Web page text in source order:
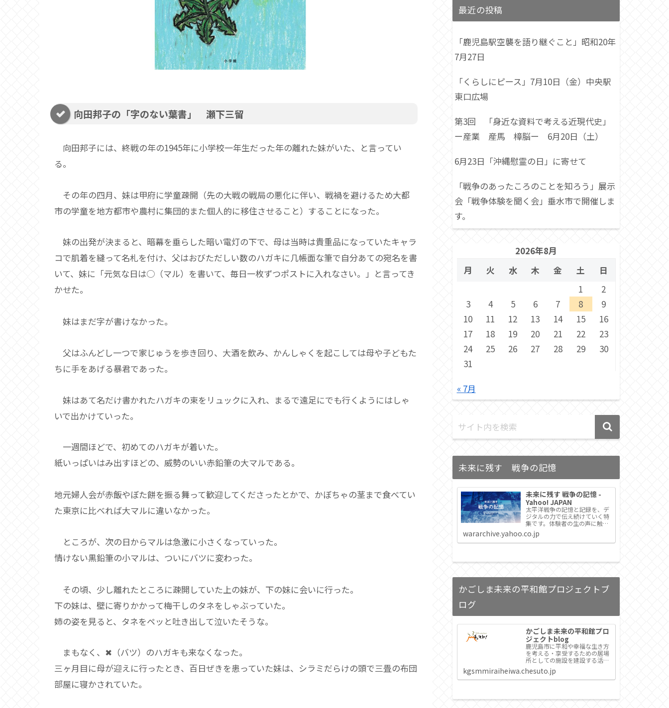
向田邦子の「字のない葉書」 瀬下三留
向田邦子には、終戦の年の1945年に小学校一年生だった年の離れた妹がいた、と言ってい
る。
その年の四月、妹は甲府に学童疎開（先の大戦の戦局の悪化に伴い、戦禍を避けるため大都
市の学童を地方都市や農村に集団的また個人的に移住させること）することになった。
妹の出発が決まると、暗幕を垂らした暗い電灯の下で、母は当時は貴重品になっていたキャラ
コで肌着を縫って名札を付け、父はおびただしい数のハガキに几帳面な筆で自分あての宛名を書
いて、妹に「元気な日は○（マル）を書いて、毎日一枚ずつポストに入れなさい。」と言ってき
かせた。
妹はまだ字が書けなかった。
父はふんどし一つで家じゅうを歩き回り、大酒を飲み、かんしゃくを起こしては母や子どもた
ちに手をあげる暴君であった。
妹はあて名だけ書かれたハガキの束をリュックに入れ、まるで遠足にでも行くようにはしゃ
いで出かけていった。
一週間ほどで、初めてのハガキが着いた。
紙いっぱいはみ出すほどの、威勢のいい赤鉛筆の大マルである。
地元婦人会が赤飯やぼた餅を振る舞って歓迎してくださったとかで、かぼちゃの茎まで食べてい
た東京に比べれば大マルに違いなかった。
ところが、次の日からマルは急激に小さくなっていった。
情けない黒鉛筆の小マルは、ついにバツに変わった。
その頃、少し離れたところに疎開していた上の妹が、下の妹に会いに行った。
下の妹は、壁に寄りかかって梅干しのタネをしゃぶっていた。
姉の姿を見ると、タネをペッと吐き出して泣いたそうな。
まもなく、✖（バツ）のハガキも来なくなった。
三ヶ月目に母が迎えに行ったとき、百日ぜきを患っていた妹は、シラミだらけの頭で三畳の布団
部屋に寝かされていた。
最近の投稿
「鹿児島駅空襲を語り継ぐこと」昭和20年
7月27日
「くらしにピース」7月10日（金）中央駅
東口広場
第3回 「身近な資料で考える近現代史」
ー産業 産馬 樟脳ー 6月20日（土）
6月23日「沖縄慰霊の日」に寄せて
「戦争のあったころのことを知ろう」展示
会「戦争体験を聞く会」垂水市で開催しま
す。
2026年8月
月
火 水 木 金 土
日
1
2
3
4 5 6 7 8
9
10
11 12 13 14 15
16
17
18 19 20 21 22
23
24
25 26 27 28 29
30
31
« 7月
未来に残す 戦争の記憶
未来に残す 戦争の記憶 -
Yahoo! JAPAN
太平洋戦争の記憶と記録を、デ
ジタルの力で伝え続けていく特
集です。体験者の生の声に触れ
る機会が失われつつあるなか、
日本各地のメディアと連携して
戦争証言を次の世代につなぎま
wararchive.yahoo.co.jp
かごしま未来の平和館プロジェクトブ
ログ
かごしま未来の平和館プロ
ジェクトblog
鹿児島市に平和や幸福な生き方
を考える・享受するための居場
所としての施設を建設する活動
をすすめるためのブログです。
こんな場所が世界中に広がるこ
とを願って。
kgsmmiraiheiwa.chesuto.jp